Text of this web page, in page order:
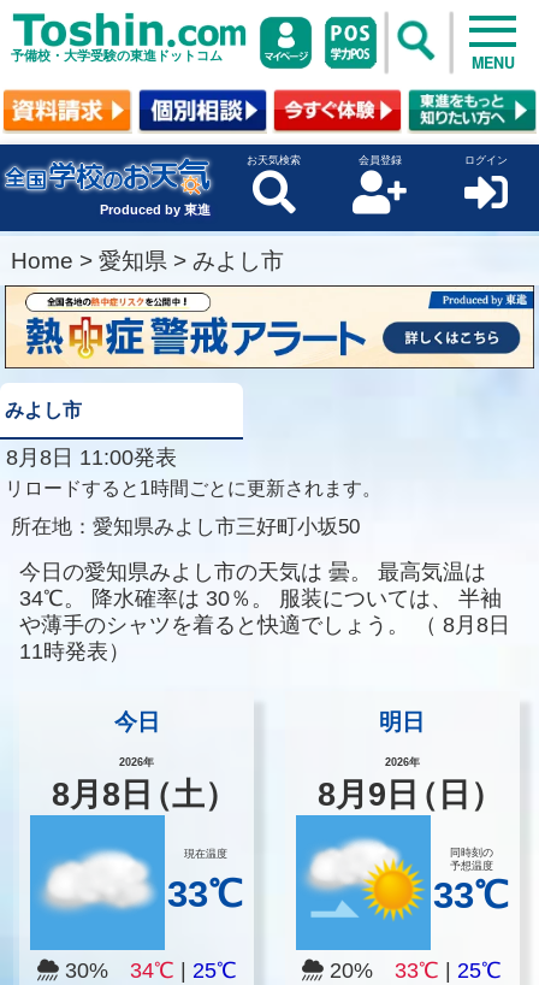
予備校・大学受験の東進ドットコム MENU
Produced by 東進
お天気検索 会員登録 ログイン
Home > 愛知県 > みよし市
みよし市
8月8日 11:00発表
リロードすると1時間ごとに更新されます。
所在地： 愛知県みよし市三好町小坂50
今日の愛知県みよし市の天気は 曇。
最高気温は
34℃。
降水確率は 30％。 服装については、
半袖
や薄手のシャツを着ると快適でしょう。
（ 8月8日
11時発表）
今日
2026年
8月8 日（土）
現在温度
33℃
30% 34℃ 25℃
明日
2026年
8月 9 日（日）
同時刻の
予想温度
33℃
20% 33℃ |25℃